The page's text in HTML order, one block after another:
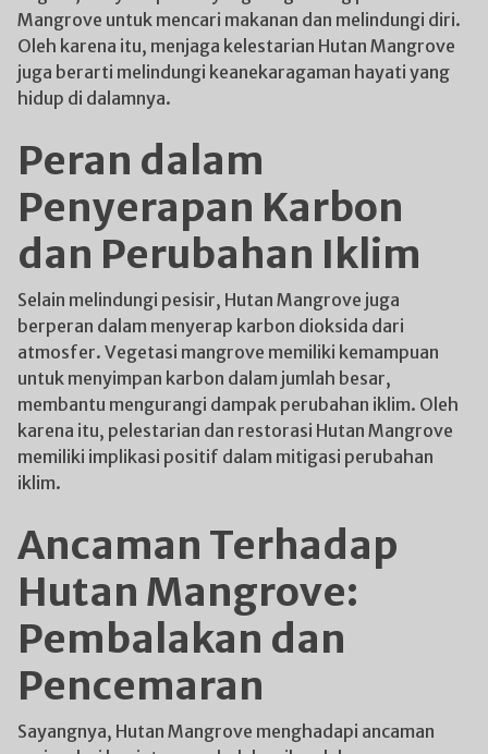
Mangrove untuk mencari makanan dan melindungi diri.
Oleh karena itu, menjaga kelestarian Hutan Mangrove
juga berarti melindungi keanekaragaman hayati yang
hidup di dalamnya.
Peran dalam
Penyerapan Karbon
dan Perubahan Iklim
Selain melindungi pesisir, Hutan Mangrove juga
berperan dalam menyerap karbon dioksida dari
atmosfer. Vegetasi mangrove memiliki kemampuan
untuk menyimpan karbon dalam jumlah besar,
membantu mengurangi dampak perubahan iklim. Oleh
karena itu, pelestarian dan restorasi Hutan Mangrove
memiliki implikasi positif dalam mitigasi perubahan
iklim.
Ancaman Terhadap
Hutan Mangrove:
Pembalakan dan
Pencemaran
Sayangnya, Hutan Mangrove menghadapi ancaman